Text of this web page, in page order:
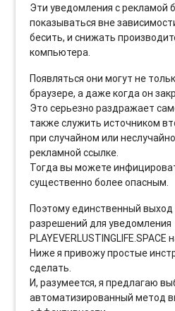
Эти уведомления с рекламой
показываться вне
бесить, и снижать
компьютера.
Появляться они могут не
браузере, а даже когда он
Это серьезно раздражает
также служить источником
при случайном или
рекламной ссылке.
Тогда вы можете
существенно более опасным.
Поэтому единственный
разрешений для уведомления
Ниже я привожу простые
сделать.
И, разумеется, я предлагаю
автоматизированный метод